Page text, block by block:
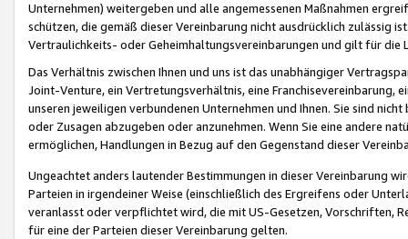
Unternehmen) weitergeben und alle angemessenen Maßnahmen
schützen, die gemäß dieser Vereinbarung nicht ausdrücklich zulässig
Vertraulichkeits- oder Geheimhaltungsvereinbarungen und gilt für die
Das Verhältnis zwischen Ihnen und uns ist das unabhängiger
Joint-Venture, ein Vertretungsverhältnis, eine Franchisevereinbarung,
unseren jeweiligen verbundenen Unternehmen und Ihnen. Sie sind
oder Zusagen abzugeben oder anzunehmen. Wenn Sie eine andere
ermöglichen, Handlungen in Bezug auf den Gegenstand dieser
Ungeachtet anders lautender Bestimmungen in dieser Vereinbarung
Parteien in irgendeiner Weise (einschließlich des Ergreifens oder
veranlasst oder verpflichtet wird, die mit US-Gesetzen, Vorschriften,
für eine der Parteien dieser Vereinbarung gelten.